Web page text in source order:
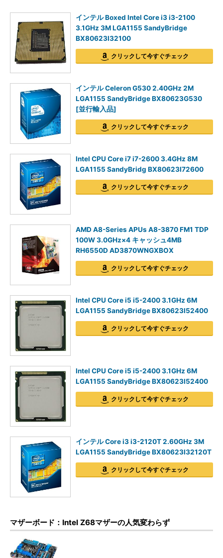
インテル Boxed Intel Core i3 i3-2100
3.1GHz 3M LGA1155 SandyBridge
BX80623I32100
クリックして今すぐチェック
インテル Celeron G530 2.40GHz 2M
LGA1155 SandyBridge BX80623G530
[並行輸入品]
クリックして今すぐチェック
Intel CPU Core i7 i7-2600 3.4GHz 8M
LGA1155 SandyBridg BX80623I72600
クリックして今すぐチェック
AMD A8-Series APUs A8-3870 FM1 TDP
100W 3.0GHz×4 キャッシュ4MB
RH6550D AD3870WNGXBOX
クリックして今すぐチェック
Intel CPU Core i5 i5-2400 3.1GHz 6M
LGA1155 SandyBridge BX80623I52400
クリックして今すぐチェック
Intel CPU Core i5 i5-2400 3.1GHz 6M
LGA1155 SandyBridge BX80623I52400
クリックして今すぐチェック
インテル Core i3 i3-2120T 2.60GHz 3M
LGA1155 SandyBridge BX80623I32120T
クリックして今すぐチェック
マザーボード：Intel Z68マザーの人気変わらず